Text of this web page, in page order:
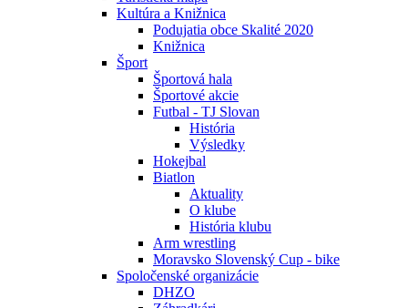
Kultúra a Knižnica
Podujatia obce Skalité 2020
Knižnica
Šport
Športová hala
Športové akcie
Futbal - TJ Slovan
História
Výsledky
Hokejbal
Biatlon
Aktuality
O klube
História klubu
Arm wrestling
Moravsko Slovenský Cup - bike
Spoločenské organizácie
DHZO